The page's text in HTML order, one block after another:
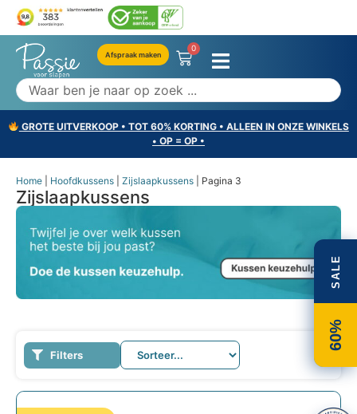
Afspraak maken
0
GROTE UITVERKOOP • TOT 60% KORTING • ALLEEN IN ONZE WINKELS
• OP = OP •
SALE
60%
Home Hoofdkussens Zijslaapkussens Pagina 3
Zijslaapkussens
Filters